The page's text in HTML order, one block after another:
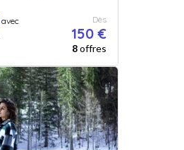
avec Dès
150 €
8offres